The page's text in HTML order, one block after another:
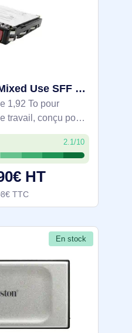
1.92TB SAS 12G Mixed Use SFF SC Value SAS Multi Vendor SSD - P37011-B21
1,92 To pour
travail, conçu pour
Débit 12 Gbit/s,
et 635 Mo/s en
aléatoires
2.1/10
HT
TTC
En stock